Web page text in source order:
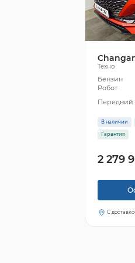
Техно
Бензин
Робот
Передний
В наличии
Гарантия
2 279
С